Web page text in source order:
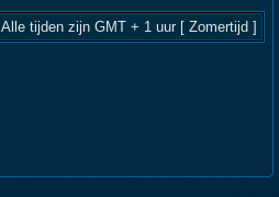
Alle tijden zijn GMT + 1 uur [ Zomertijd ]